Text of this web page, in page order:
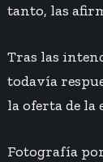
tanto, las
Tras las
todavía
la oferta de la
Fotografía